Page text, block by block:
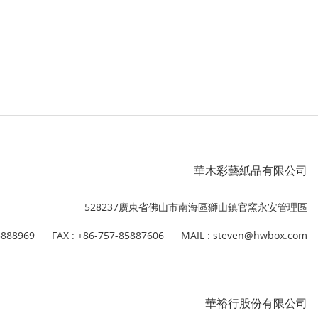
華木彩藝紙品有限公司
528237廣東省佛山市南海區獅山鎮官窯永安管理區
FAX : +86-757-85887606 MAIL : steven@hwbox.com
華裕行股份有限公司